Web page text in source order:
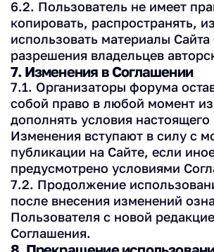
6.2. Пользователь не имеет
копировать, распространять,
использовать материалы Сайта
разрешения владельцев
7. Изменения в Соглашении
7.1. Организаторы форума
собой право в любой момент
дополнять условия
Изменения вступают в силу с
публикации на Сайте, если
предусмотрено условиями
7.2. Продолжение
после внесения изменений
Пользователя с новой
Соглашения.